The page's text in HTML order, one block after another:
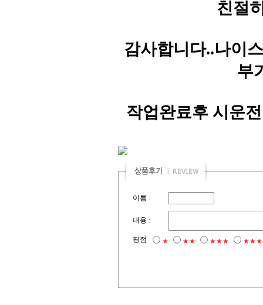
친절
감사합니다..나이
부
작업완료후 시운
이름 :
내용 :
평점 ★ ★★ ★★★